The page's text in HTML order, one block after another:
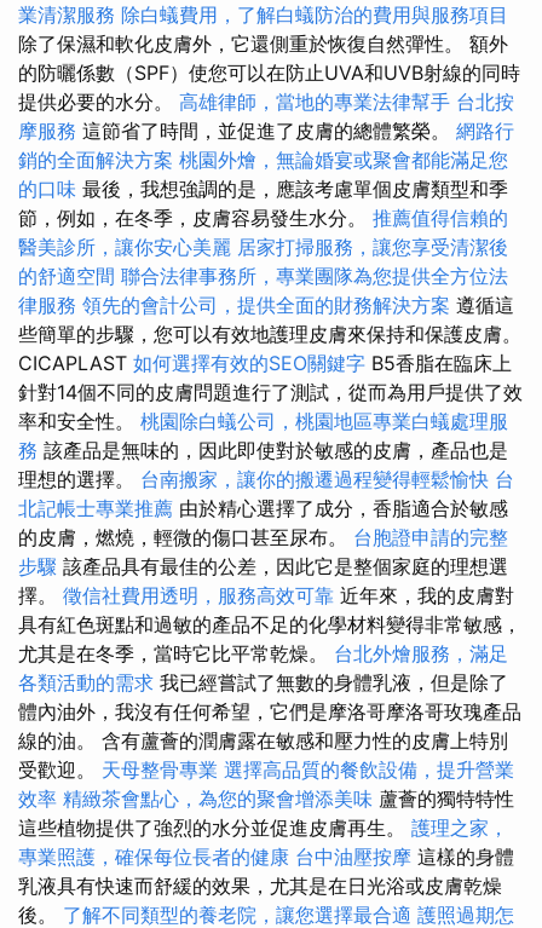
業清潔服務 除白蟻費用，了解白蟻防治的費用與服務項目
除了保濕和軟化皮膚外，它還側重於恢復自然彈性。 額外
的防曬係數（SPF）使您可以在防止UVA和UVB射線的同時
提供必要的水分。 高雄律師，當地的專業法律幫手 台北按
摩服務 這節省了時間，並促進了皮膚的總體繁榮。 網路行
銷的全面解決方案 桃園外燴，無論婚宴或聚會都能滿足您
的口味 最後，我想強調的是，應該考慮單個皮膚類型和季
節，例如，在冬季，皮膚容易發生水分。 推薦值得信賴的
醫美診所，讓你安心美麗 居家打掃服務，讓您享受清潔後
的舒適空間 聯合法律事務所，專業團隊為您提供全方位法
律服務 領先的會計公司，提供全面的財務解決方案 遵循這
些簡單的步驟，您可以有效地護理皮膚來保持和保護皮膚。
CICAPLAST 如何選擇有效的SEO關鍵字 B5香脂在臨床上
針對14個不同的皮膚問題進行了測試，從而為用戶提供了效
率和安全性。 桃園除白蟻公司，桃園地區專業白蟻處理服
務 該產品是無味的，因此即使對於敏感的皮膚，產品也是
理想的選擇。 台南搬家，讓你的搬遷過程變得輕鬆愉快 台
北記帳士專業推薦 由於精心選擇了成分，香脂適合於敏感
的皮膚，燃燒，輕微的傷口甚至尿布。 台胞證申請的完整
步驟 該產品具有最佳的公差，因此它是整個家庭的理想選
擇。 徵信社費用透明，服務高效可靠 近年來，我的皮膚對
具有紅色斑點和過敏的產品不足的化學材料變得非常敏感，
尤其是在冬季，當時它比平常乾燥。 台北外燴服務，滿足
各類活動的需求 我已經嘗試了無數的身體乳液，但是除了
體內油外，我沒有任何希望，它們是摩洛哥摩洛哥玫瑰產品
線的油。 含有蘆薈的潤膚露在敏感和壓力性的皮膚上特別
受歡迎。 天母整骨專業 選擇高品質的餐飲設備，提升營業
效率 精緻茶會點心，為您的聚會增添美味 蘆薈的獨特特性
這些植物提供了強烈的水分並促進皮膚再生。 護理之家，
專業照護，確保每位長者的健康 台中油壓按摩 這樣的身體
乳液具有快速而舒緩的效果，尤其是在日光浴或皮膚乾燥
後。 了解不同類型的養老院，讓您選擇最合適 護照過期怎